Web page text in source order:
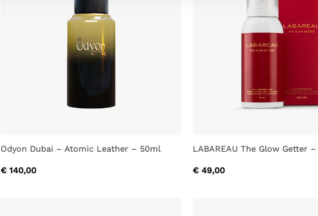
Odyon Dubai – Atomic Leather – 50ml
€ 140,00
LABAREAU The Glow Getter
€49,00